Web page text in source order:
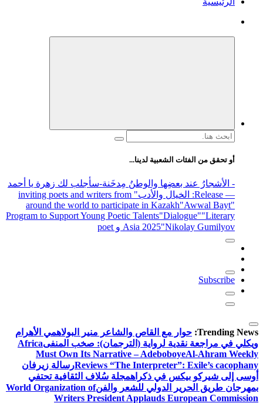
البحث
أو تحقق من الفئات الشعبية لدينا...
- الأشجارُ عند بعضِها والوطنُ مِدخَنة-سأجلب لك زهرة يا أحمد
— Release
: الخيال والأدب
" inviting poets and writers from
around the world to participate in Kazakh"Awwal Bayt"
Program to Support Young Poetic Talents"Dialogue""Literary
Asia 2025"Nikolay Gumilyov و poet
Subscribe
Trending News: حوار مع القاص والشاعر منير البولاهمي الأهرام
ويكلي في مراجعة نقدية لرواية (الترجمان): صخب المنفىAfrica
Must Own Its Narrative – AdeboboyeAl-Ahram Weekly
Reviews “The Interpreter”: Exile’s cacophanyرسالة زيرفان
أوسى إلى شيركو بيكس في ذكراهمجلة سُلاف الثقافية تحتفي
بمهرجان طريق الحرير الدولي للشعر والفنWorld Organization of
Writers President Applauds European Commission